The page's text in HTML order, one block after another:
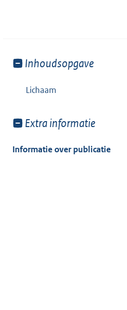
Toon
van:
Inhoudsopgave
Lichaam
Toon
van:
Extra informatie
Informatie over publicatie